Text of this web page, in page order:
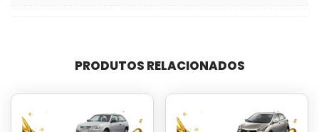
PRODUTOS RELACIONADOS